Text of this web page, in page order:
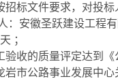
招标文件要求，对投
：安徽圣跃建设工程
；
验收的质量评定达到《
岩市公路事业发展中